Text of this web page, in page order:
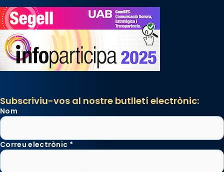
Subscriviu-vos al nostre butlletí electrònic:
Nom
Correu electrònic *